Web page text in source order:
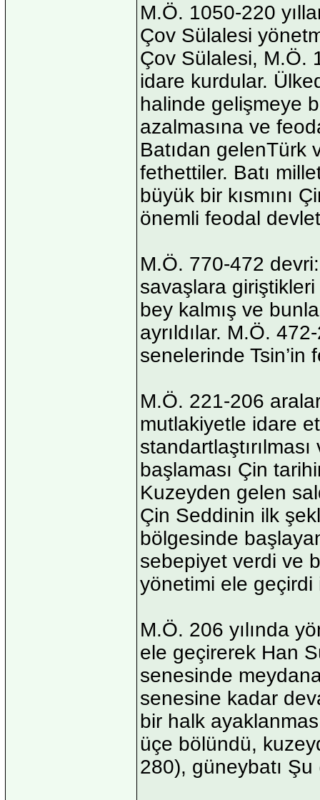
M.Ö. 1050-220
Çov Sülalesi
Çov Sülalesi, M.Ö.
idare kurdular.
halinde gelişmeye
azalmasına ve
Batıdan gelenTürk
fethettiler. Batı
büyük bir kısmını
önemli feodal
M.Ö. 770-472
savaşlara
bey kalmış ve
ayrıldılar. M.Ö.
senelerinde
M.Ö. 221-206
mutlakiyetle idare
başlaması Çin
Kuzeyden gelen
Çin Seddinin ilk
bölgesinde
sebepiyet verdi ve
yönetimi ele
M.Ö. 206 yılında
ele geçirerek Han
senesinde
senesine kadar
bir halk
üçe bölündü,
280), güneybatı